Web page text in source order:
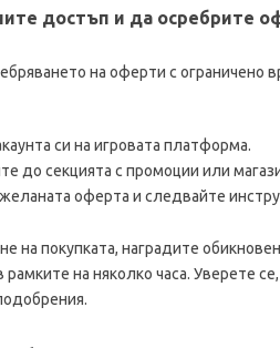
достъп и да осребрите
на оферти с ограничено
си на игровата платформа.
до секцията с промоции или
оферта и следвайте
на покупката, наградите
рамките на няколко часа. Уверете